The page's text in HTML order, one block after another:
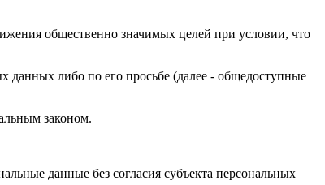
общественно значимых целей при условии, что
данных либо по его просьбе (далее - общедоступные
законом.
данные без согласия субъекта персональных